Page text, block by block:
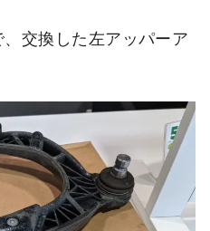
交換した左アッパーア